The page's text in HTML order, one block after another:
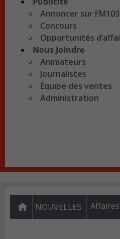
Annoncer sur
Concours
Opportunités
Nous Joindre
Animateurs
Journalistes
Équipe des ventes
Administration
NOUVELLES